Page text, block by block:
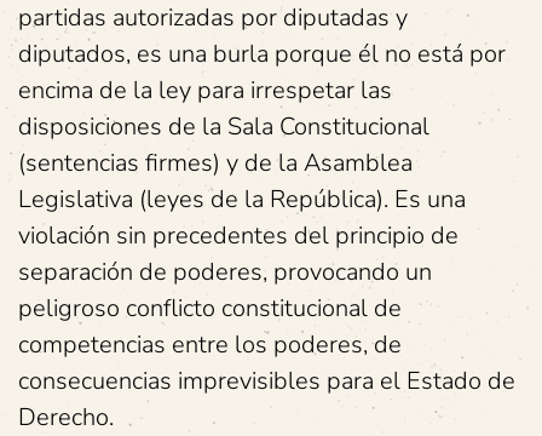
partidas autorizadas por diputadas y
diputados, es una burla porque él no está por
encima de la ley para irrespetar las
disposiciones de la Sala Constitucional
(sentencias firmes) y de la Asamblea
Legislativa (leyes de la República). Es una
violación sin precedentes del principio de
separación de poderes, provocando un
peligroso conflicto constitucional de
competencias entre los poderes, de
consecuencias imprevisibles para el Estado de
Derecho.